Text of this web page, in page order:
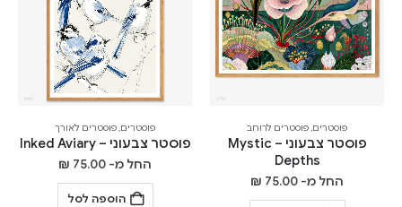
פוסטרים,פוסטרים לרוחב
פוסטר צבעוני – Mystic
Depths
החל מ- ₪ 75.00
פוסטרים,פוסטרים לאורך
פוסטר צבעוני – Inked Aviary
החל מ- ₪ 75.00
הוספה לסל